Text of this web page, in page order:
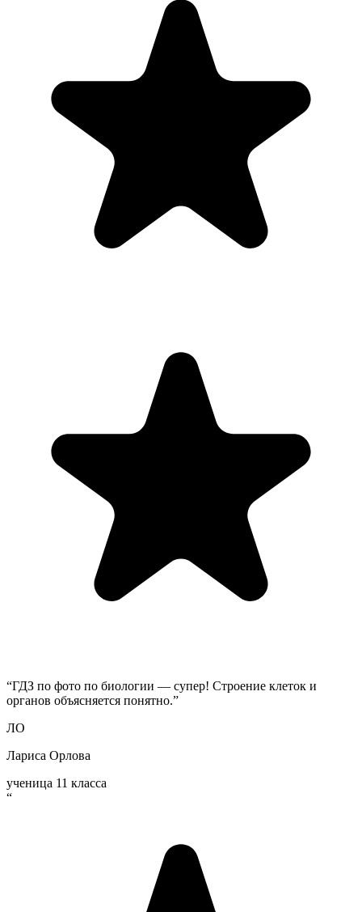
“ГДЗ по фото по биологии — супер! Строение клеток и
органов объясняется понятно.”
ЛО
Лариса Орлова
ученица 11 класса
“